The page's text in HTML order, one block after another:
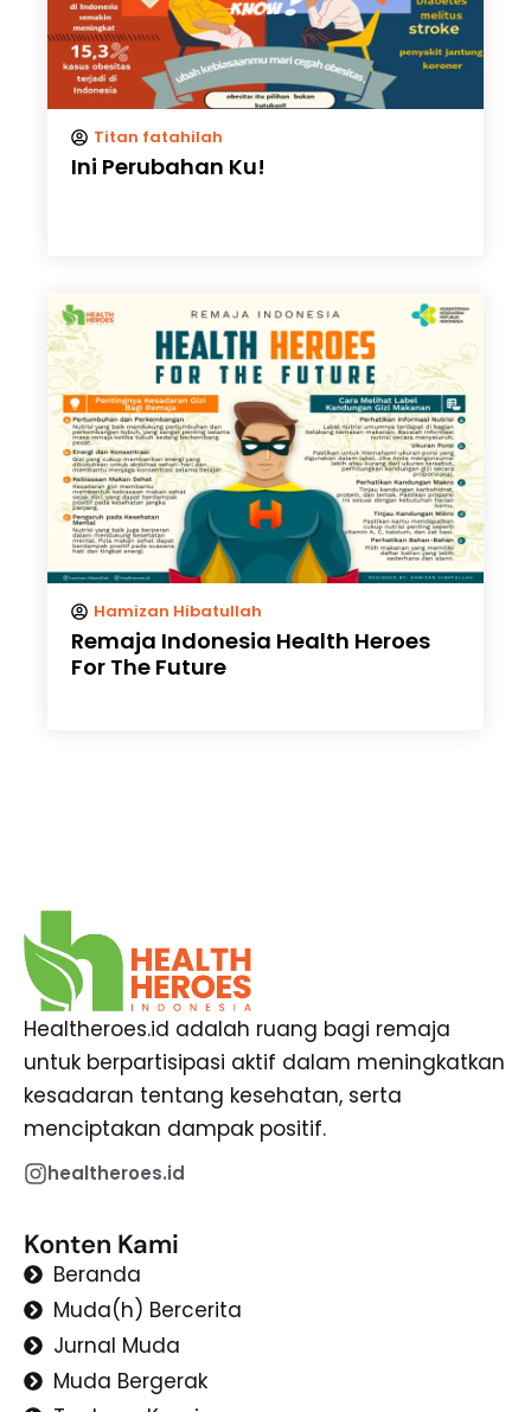
Titan fatahilah
Ini Perubahan Ku!
Hamizan Hibatullah
Remaja Indonesia Health Heroes
For The Future
Healtheroes.id adalah ruang bagi remaja
untuk berpartisipasi aktif dalam meningkatkan
kesadaran tentang kesehatan, serta
menciptakan dampak positif.
healtheroes.id
Konten Kami
Beranda
Muda(h) Bercerita
Jurnal Muda
Muda Bergerak